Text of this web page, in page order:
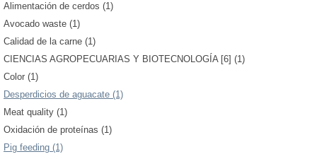
Alimentación de cerdos (1)
Avocado waste (1)
Calidad de la carne (1)
CIENCIAS AGROPECUARIAS Y BIOTECNOLOGÍA [6] (1)
Color (1)
Desperdicios de aguacate (1)
Meat quality (1)
Oxidación de proteínas (1)
Pig feeding (1)